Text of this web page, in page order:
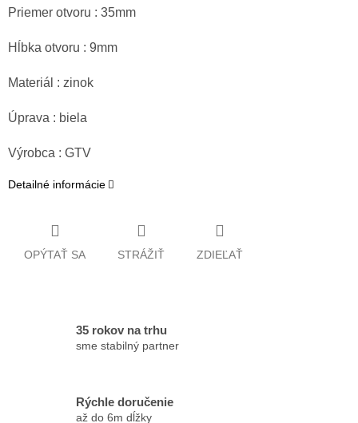
Priemer otvoru : 35mm
Hĺbka otvoru : 9mm
Materiál : zinok
Úprava : biela
Výrobca : GTV
Detailné informácie
OPÝTAŤ SA STRÁŽIŤ ZDIEĽAŤ
35 rokov na trhu
sme stabilný partner
Rýchle doručenie
až do 6m dĺžky